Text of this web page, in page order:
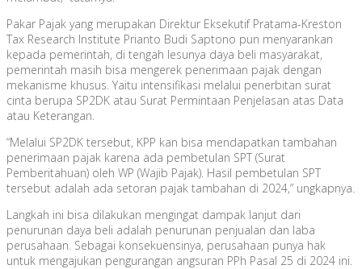
Pakar Pajak yang merupakan Direktur Eksekutif Pratama-Kreston
Tax Research Institute Prianto Budi Saptono pun menyarankan
kepada pemerintah, di tengah lesunya daya beli masyarakat,
pemerintah masih bisa mengerek penerimaan pajak dengan
mekanisme khusus. Yaitu intensifikasi melalui penerbitan surat
cinta berupa SP2DK atau Surat Permintaan Penjelasan atas Data
atau Keterangan.
“Melalui SP2DK tersebut, KPP kan bisa mendapatkan tambahan
penerimaan pajak karena ada pembetulan SPT (Surat
Pemberitahuan) oleh WP (Wajib Pajak). Hasil pembetulan SPT
tersebut adalah ada setoran pajak tambahan di 2024,” ungkapnya.
Langkah ini bisa dilakukan mengingat dampak lanjut dari
penurunan daya beli adalah penurunan penjualan dan laba
perusahaan. Sebagai konsekuensinya, perusahaan punya hak
untuk mengajukan pengurangan angsuran PPh Pasal 25 di 2024 ini.